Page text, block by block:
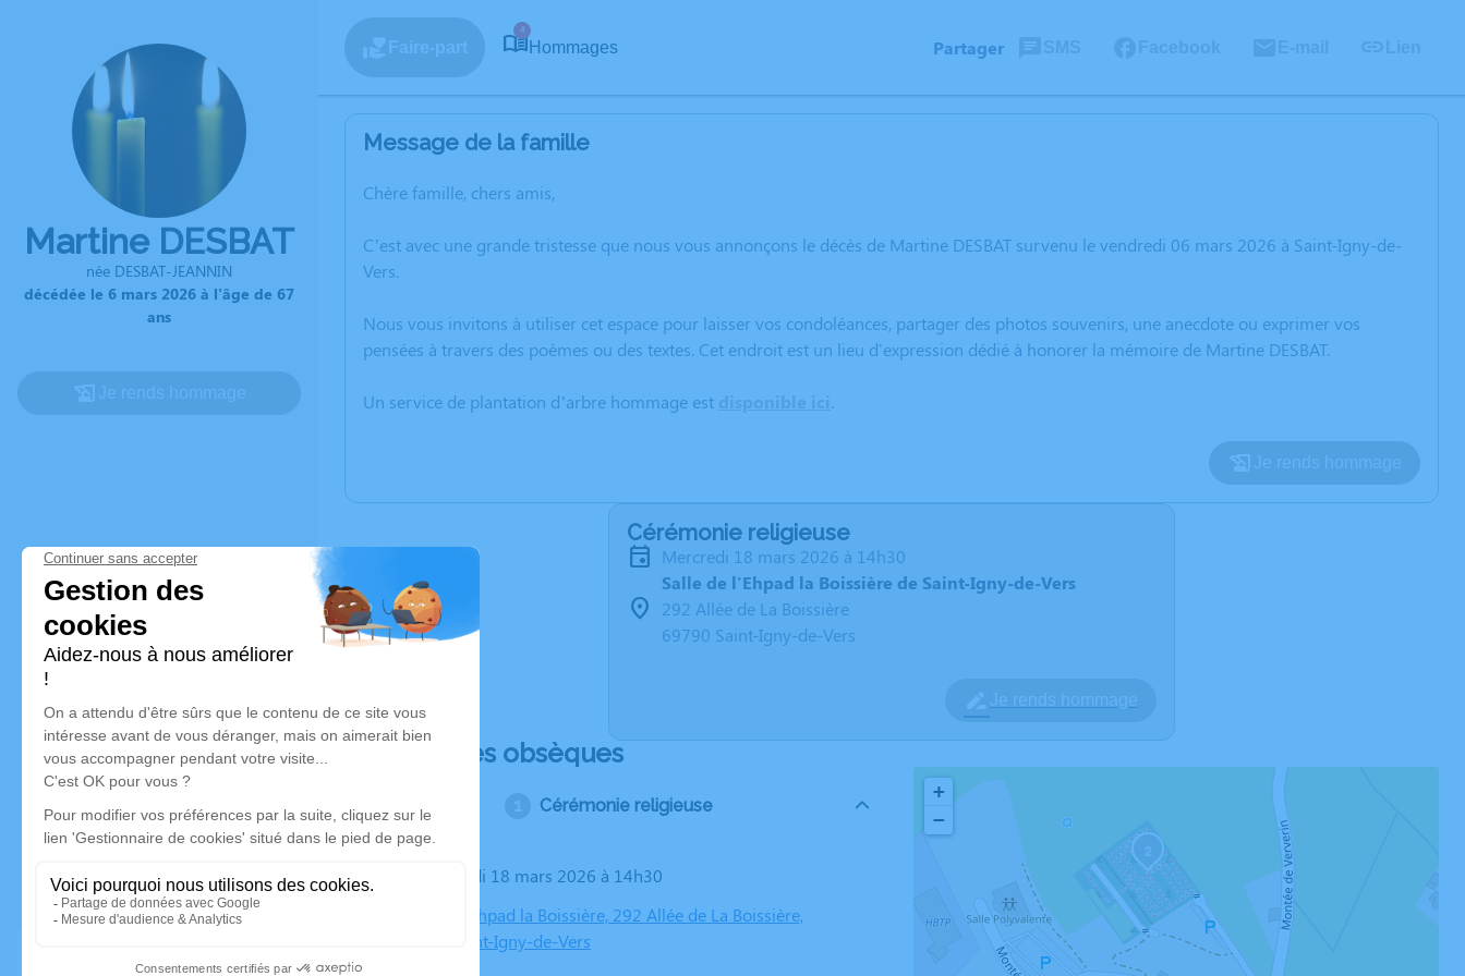
Martine DESBAT
née DESBAT-JEANNIN
décédée le 6 mars 2026 à l'âge de 67
ans
4
Hommages Partager
Message de la famille
Chère famille, chers amis,
C’est avec une grande tristesse que nous vous annonçons le décès de Martine DESBAT survenu le vendredi 06 mars 2026 à Saint-Igny-de-
Vers.
Nous vous invitons à utiliser cet espace pour laisser vos condoléances, partager des photos souvenirs, une anecdote ou exprimer vos
pensées à travers des poèmes ou des textes. Cet endroit est un lieu d'expression dédié à honorer la mémoire de Martine DESBAT.
Un service de plantation d’arbre hommage est .
Cérémonie religieuse
mercredi 18 mars 2026 à 14h30
Salle de l'Ehpad la Boissière de Saint-Igny-de-Vers
292 Allée de La Boissière
69790 Saint-Igny-de-Vers
Déroulé des obsèques
Cérémonie religieuse
Le mercredi 18 mars 2026 à 14h30
Salle de l'Ehpad la Boissière, 292 Allée de La Boissière,
69790 Saint-Igny-de-Vers
+
−